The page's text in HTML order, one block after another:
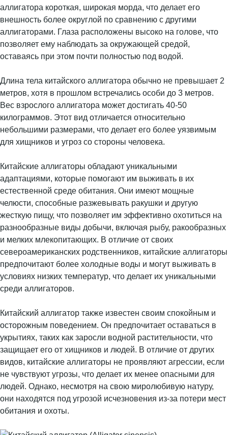
аллигатора короткая, широкая морда, что делает его
внешность более округлой по сравнению с другими
аллигаторами. Глаза расположены высоко на голове, что
позволяет ему наблюдать за окружающей средой,
оставаясь при этом почти полностью под водой.
Длина тела китайского аллигатора обычно не превышает 2
метров, хотя в прошлом встречались особи до 3 метров.
Вес взрослого аллигатора может достигать 40-50
килограммов. Этот вид отличается относительно
небольшими размерами, что делает его более уязвимым
для хищников и угроз со стороны человека.
Китайские аллигаторы обладают уникальными
адаптациями, которые помогают им выживать в их
естественной среде обитания. Они имеют мощные
челюсти, способные разжевывать ракушки и другую
жесткую пищу, что позволяет им эффективно охотиться на
разнообразные виды добычи, включая рыбу, ракообразных
и мелких млекопитающих. В отличие от своих
североамериканских родственников, китайские аллигаторы
предпочитают более холодные воды и могут выживать в
условиях низких температур, что делает их уникальными
среди аллигаторов.
Китайский аллигатор также известен своим спокойным и
осторожным поведением. Он предпочитает оставаться в
укрытиях, таких как заросли водной растительности, что
защищает его от хищников и людей. В отличие от других
видов, китайские аллигаторы не проявляют агрессии, если
не чувствуют угрозы, что делает их менее опасными для
людей. Однако, несмотря на свою миролюбивую натуру,
они находятся под угрозой исчезновения из-за потери мест
обитания и охоты.